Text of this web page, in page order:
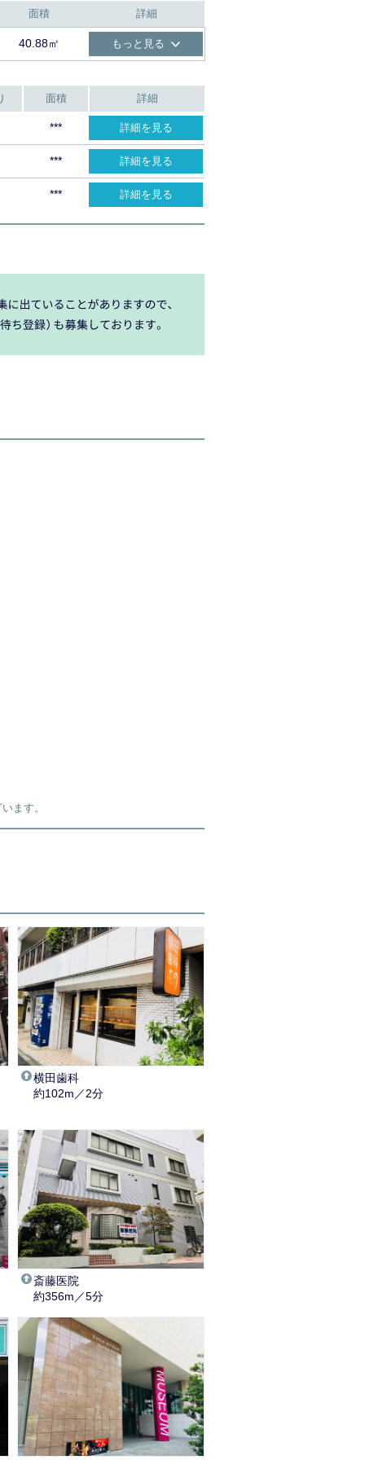
面積 詳細
40.88㎡ もっと見る
面積 詳細
*** 詳細を見る
*** 詳細を見る
*** 詳細を見る
ます。
横田歯科
約102m／2分
斎藤医院
約356m／5分